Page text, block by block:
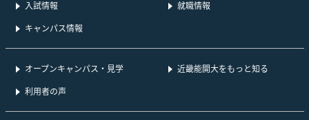
入試情報
就職情報
キャンパス情報
オープンキャンパス・見学
近畿能開大をもっと知る
利用者の声